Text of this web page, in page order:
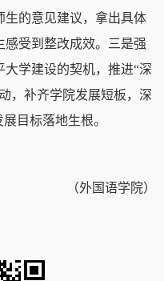
生的意见建议，拿出具体
感受到整改成效。三是强
学建设的契机，推进“深
，补齐学院发展短板，深
目标落地生根。
（外国语学院）